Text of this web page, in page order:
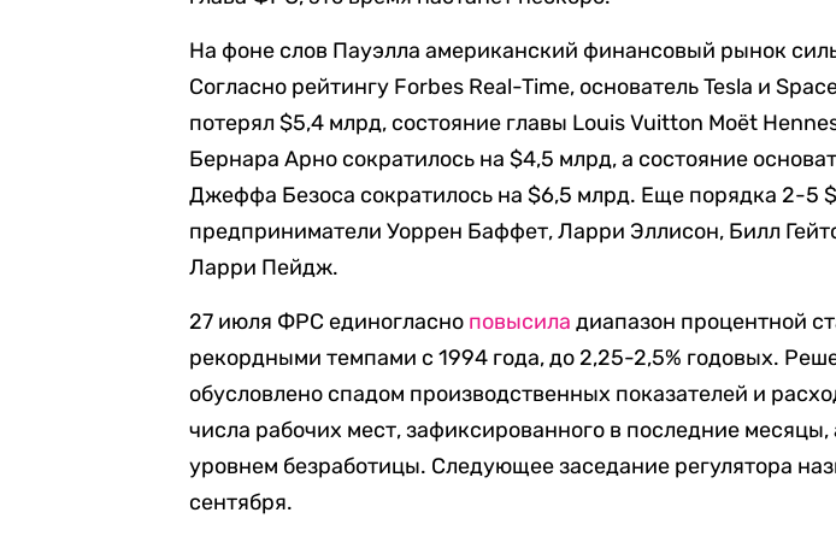
На фоне слов Пауэлла американский финансовый рынок
Согласно рейтингу Forbes Real-Time, основатель Tesla и
потерял $5,4 млрд, состояние главы Louis Vuitton Moët
Бернара Арно сократилось на $4,5 млрд, а состояние
Джеффа Безоса сократилось на $6,5 млрд. Еще порядка 2-5
предприниматели Уоррен Баффет, Ларри Эллисон, Билл
Ларри Пейдж.
27 июля ФРС единогласно повысила диапазон процентной
рекордными темпами с 1994 года, до 2,25-2,5% годовых.
обусловлено спадом производственных показателей и
числа рабочих мест, зафиксированного в последние
уровнем безработицы. Следующее заседание регулятора
сентября.